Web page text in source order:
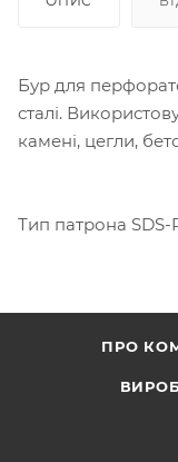
Бур для
сталі.
камені, цегли,
Тип патрона SDS-
ПРО